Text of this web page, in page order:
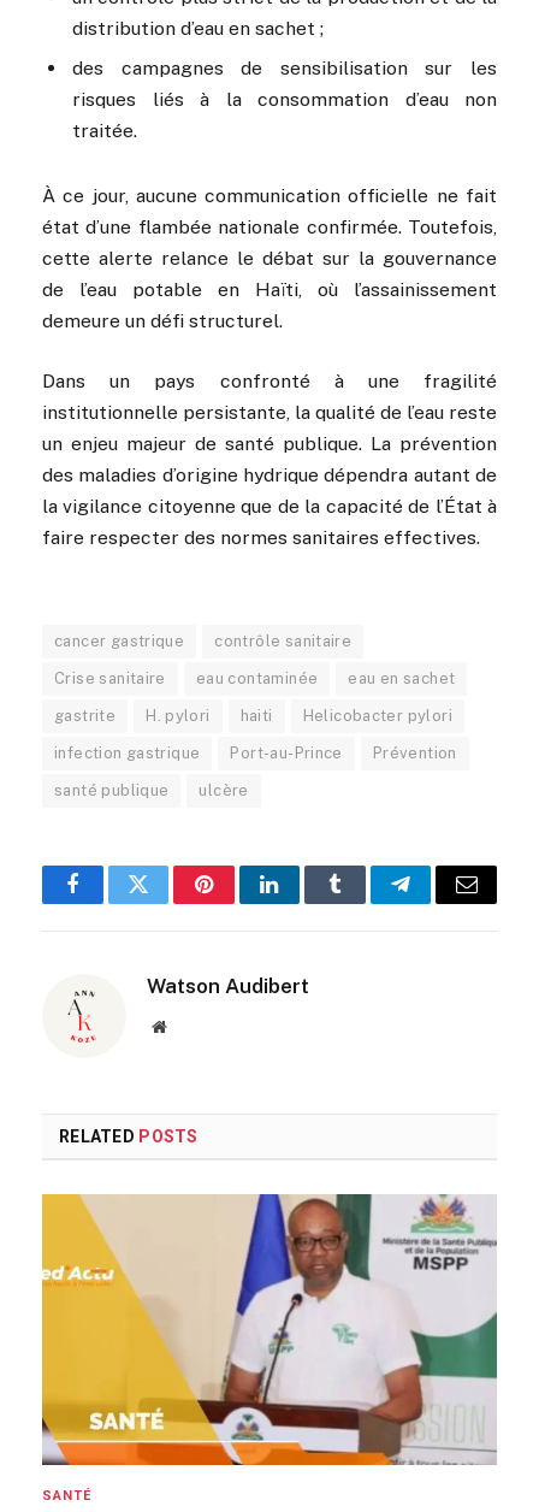
distribution d’eau en sachet ;
des campagnes de sensibilisation sur les
risques liés à la consommation d’eau non
traitée.
À ce jour, aucune communication officielle ne fait
état d’une flambée nationale confirmée. Toutefois,
cette alerte relance le débat sur la gouvernance
de l’eau potable en Haïti, où l’assainissement
demeure un défi structurel.
Dans un pays confronté à une fragilité
institutionnelle persistante, la qualité de l’eau reste
un enjeu majeur de santé publique. La prévention
des maladies d’origine hydrique dépendra autant de
la vigilance citoyenne que de la capacité de l’État à
faire respecter des normes sanitaires effectives.
cancer gastrique contrôle sanitaire
Crise sanitaire eau contaminée eau en sachet
gastrite H. pylori haiti Helicobacter pylori
infection gastrique Port-au-Prince Prévention
santé publique ulcère
FacebookTwitterPinterestLinkedInTumblrTelegramEmail
Watson Audibert
Website
RELATED POSTS
SANTÉ